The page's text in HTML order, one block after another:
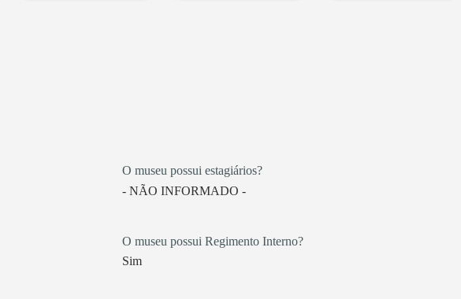
O museu possui estagiários?
- NÃO INFORMADO -
O museu possui Regimento Interno?
Sim